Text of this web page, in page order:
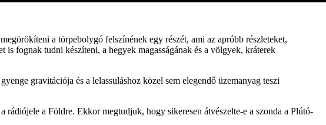
a törpebolygó felszínének egy részét, ami az apróbb részleteket,
fognak tudni készíteni, a hegyek magasságának és a völgyek, kráterek
gravitációja és a lelassuláshoz közel sem elegendő üzemanyag teszi
a Földre. Ekkor megtudjuk, hogy sikeresen átvészelte-e a szonda a Plútó-